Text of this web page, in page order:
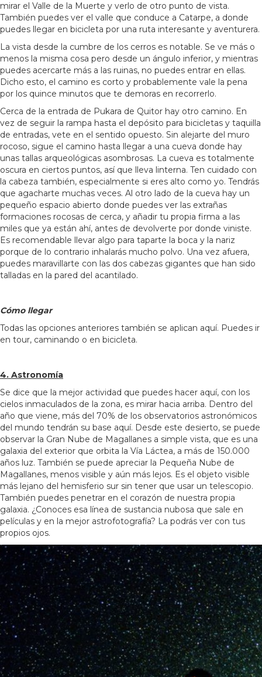
mirar el Valle de la Muerte y verlo de otro punto de vista.
También puedes ver el valle que conduce a Catarpe, a donde
puedes llegar en bicicleta por una ruta interesante y aventurera.
La vista desde la cumbre de los cerros es notable. Se ve más o
menos la misma cosa pero desde un ángulo inferior, y mientras
puedes acercarte más a las ruinas, no puedes entrar en ellas.
Dicho esto, el camino es corto y probablemente vale la pena
por los quince minutos que te demoras en recorrerlo.
Cerca de la entrada de Pukara de Quitor hay otro camino. En
vez de seguir la rampa hasta el depósito para bicicletas y taquilla
de entradas, vete en el sentido opuesto. Sin alejarte del muro
rocoso, sigue el camino hasta llegar a una cueva donde hay
unas tallas arqueológicas asombrosas. La cueva es totalmente
oscura en ciertos puntos, así que lleva linterna. Ten cuidado con
la cabeza también, especialmente si eres alto como yo. Tendrás
que agacharte muchas veces. Al otro lado de la cueva hay un
pequeño espacio abierto donde puedes ver las extrañas
formaciones rocosas de cerca, y añadir tu propia firma a las
miles que ya están ahí, antes de devolverte por donde viniste.
Es recomendable llevar algo para taparte la boca y la nariz
porque de lo contrario inhalarás mucho polvo. Una vez afuera,
puedes maravillarte con las dos cabezas gigantes que han sido
talladas en la pared del acantilado.
Cómo llegar
Todas las opciones anteriores también se aplican aquí. Puedes ir
en tour, caminando o en bicicleta.
4. Astronomía
Se dice que la mejor actividad que puedes hacer aquí, con los
cielos inmaculados de la zona, es mirar hacia arriba. Dentro del
año que viene, más del 70% de los observatorios astronómicos
del mundo tendrán su base aquí. Desde este desierto, se puede
observar la Gran Nube de Magallanes a simple vista, que es una
galaxia del exterior que orbita la Vía Láctea, a más de 150.000
años luz. También se puede apreciar la Pequeña Nube de
Magallanes, menos visible y aún más lejos. Es el objeto visible
más lejano del hemisferio sur sin tener que usar un telescopio.
También puedes penetrar en el corazón de nuestra propia
galaxia. ¿Conoces esa línea de sustancia nubosa que sale en
películas y en la mejor astrofotografía? La podrás ver con tus
propios ojos.